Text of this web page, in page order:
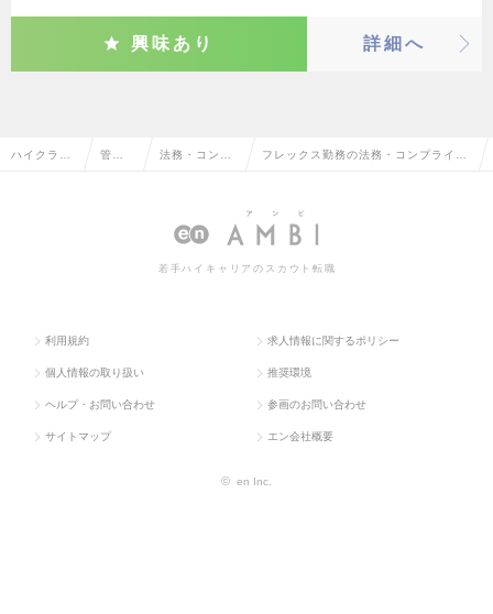
興味あり 詳細へ
ハイクラス 管理 法務・コンプ フレックス勤務の法務・コンプライア
若手ハイキャリアのスカウト転職
利用規約 求人情報に関するポリシー
個人情報の取り扱い 推奨環境
ヘルプ・お問い合わせ 参画のお問い合わせ
サイトマップ エン会社概要
© en Inc.